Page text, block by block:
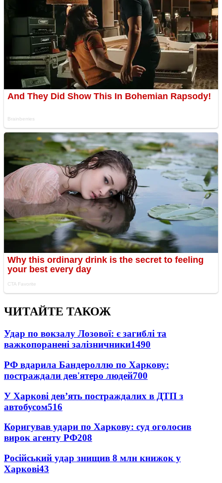
ЧИТАЙТЕ ТАКОЖ
Удар по вокзалу Лозової: є загиблі та
важкопоранені залізничники1490
РФ вдарила Бандероллю по Харкову:
постраждали дев'ятеро людей700
У Харкові дев’ять постраждалих в ДТП з
автобусом516
Коригував удари по Харкову: суд оголосив
вирок агенту РФ208
Російський удар знищив 8 млн книжок у
Харкові43